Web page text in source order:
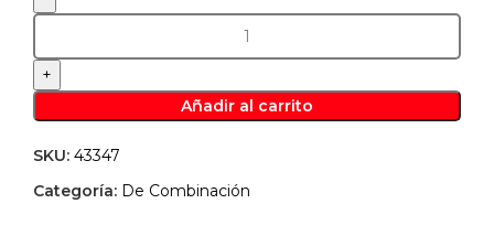
Candado
combinación
28
mm
cuerpo
latón
Añadir al carrito
SKU: 43347
Categoría: De Combinación